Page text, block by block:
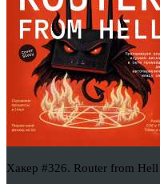
Хакер #326. Router from Hell